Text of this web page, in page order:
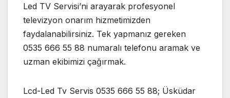
Led TV Servisi’ni arayarak profesyonel
televizyon onarım hizmetimizden
faydalanabilirsiniz. Tek yapmanız gereken
0535 666 55 88 numaralı telefonu aramak ve
uzman ekibimizi çağırmak.
Lcd-Led Tv Servis 0535 666 55 88; Üsküdar